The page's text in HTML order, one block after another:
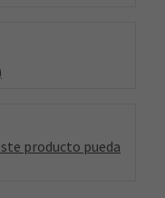
producto pueda